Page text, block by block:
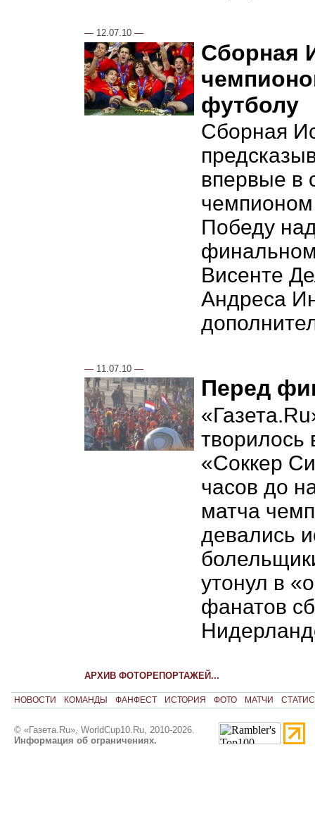
— 12.07.10 —
Сборная
футболу
Сборная
впервые в
Победу
Висенте
Андреса
— 11.07.10 —
Перед
творилось
«Соккер
часов до
матча
девались
утонул в
фанатов
АРХИВ ФОТОРЕПОРТАЖЕЙ...
НОВОСТИ КОМАНДЫ ФАНФЕСТ ИСТОРИЯ ФОТО МАТЧИ
© «Газета.Ru», WorldCup10.Ru, 2010-2026.
Информация об ограничениях.